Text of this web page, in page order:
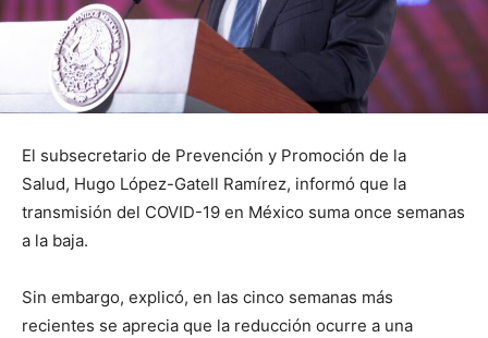
El subsecretario de Prevención y Promoción de la
Salud, Hugo López-Gatell Ramírez, informó que la
transmisión del COVID-19 en México suma once semanas
a la baja.
Sin embargo, explicó, en las cinco semanas más
recientes se aprecia que la reducción ocurre a una